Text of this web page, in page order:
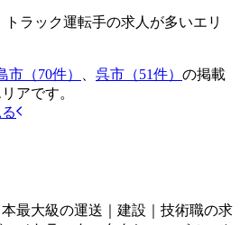
ラック運転手の求人が多いエリ
市（70件） 呉市（51件） の掲載
アです。
最大級の運送｜建設｜技術職の求